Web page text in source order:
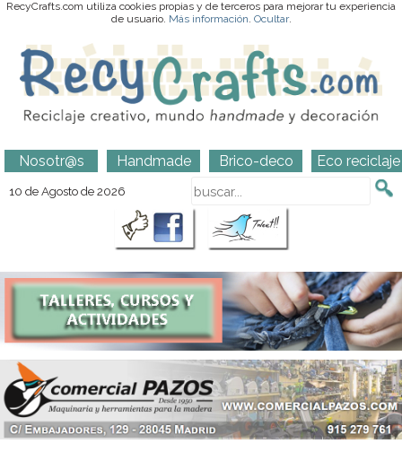
RecyCrafts.com utiliza cookies propias y de terceros para mejorar tu experiencia
de usuario. Más información. Ocultar.
Nosotr@s Handmade Brico-deco Eco reciclaje
10 de Agosto de 2026